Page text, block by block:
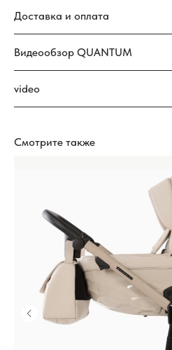
Доставка и оплата
Видеообзор QUANTUM
video
Смотрите также